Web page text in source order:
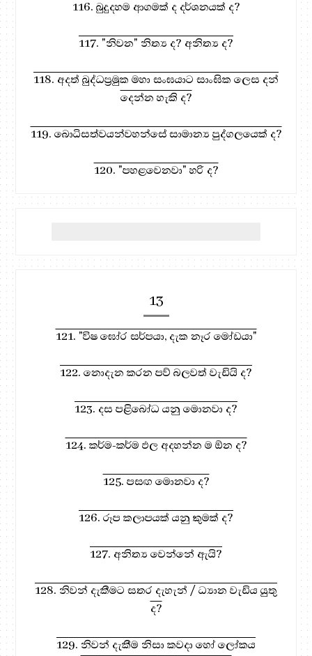
116. බුදුදහම ආගමක් ද දර්ශනයක් ද?
117. "නිවන" නිත්‍ය ද? අනිත්‍ය ද?
118. අදත් බුද්ධප්‍රමුක මහා සංඝයාට සාංඝික ලෙස දන්
දෙන්න හැකි ද?
119. බොධිසත්වයන්වහන්සේ සාමාන්‍ය පුද්ගලයෙක් ද?
120. "පහළවෙනවා" හරි ද?
13
121. "විෂ ඝෝර සර්පයා, දැක නෑර මෝඩයා"
122. නොදැන කරන පව් බලවත් වැඩියි ද?
123. දස පළිබෝධ යනු මොනවා ද?
124. කර්ම-කර්ම ඵල අදහන්න ම ඕන ද?
125. පසඟ මොනවා ද?
126. රූප කලාපයක් යනු කුමක් ද?
127. අනිත්‍ය වෙන්නේ ඇයි?
128. නිවන් දැකීමට සතර දැහැන් / ධ්‍යාන වැඩිය යුතු
ද?
129. නිවන් දැකීම නිසා කවදා හෝ ලෝකය